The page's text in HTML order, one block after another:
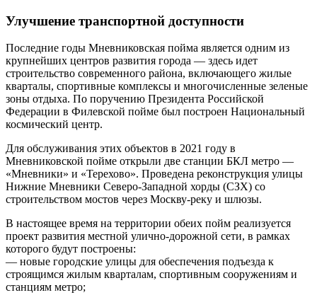
Улучшение транспортной доступности
Последние годы Мневниковская пойма является одним из
крупнейших центров развития города — здесь идет
строительство современного района, включающего жилые
кварталы, спортивные комплексы и многочисленные зеленые
зоны отдыха. По поручению Президента Российской
Федерации в Филевской пойме был построен Национальный
космический центр.
Для обслуживания этих объектов в 2021 году в
Мневниковской пойме открыли две станции БКЛ метро —
«Мневники» и «Терехово». Проведена реконструкция улицы
Нижние Мневники Северо-Западной хорды (СЗХ) со
строительством мостов через Москву-реку и шлюзы.
В настоящее время на территории обеих пойм реализуется
проект развития местной улично-дорожной сети, в рамках
которого будут построены:
— новые городские улицы для обеспечения подъезда к
строящимся жилым кварталам, спортивным сооружениям и
станциям метро;